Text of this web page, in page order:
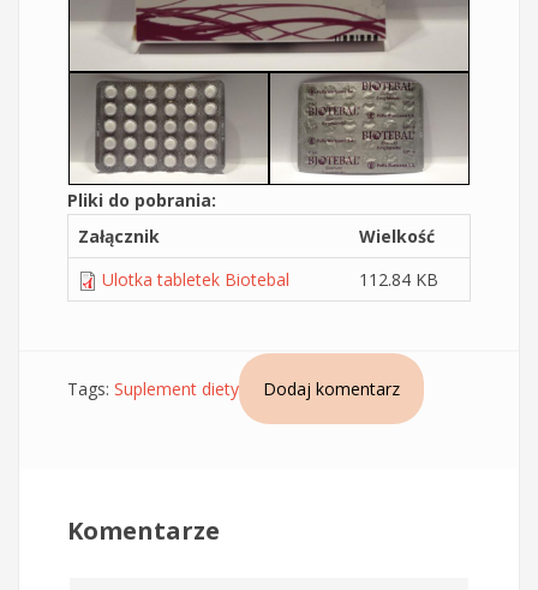
Pliki do pobrania:
Załącznik
Wielkość
Ulotka tabletek Biotebal
112.84 KB
Tags: Suplement diety Dodaj komentarz
Komentarze